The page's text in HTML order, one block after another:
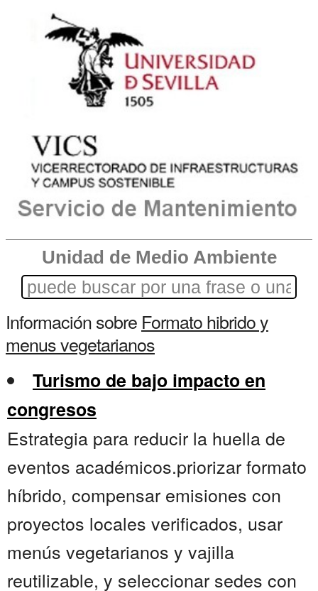
Unidad de Medio Ambiente
Información sobre Formato hibrido y
menus vegetarianos
Turismo de bajo impacto en
congresos
Estrategia para reducir la huella de
eventos académicos.priorizar formato
híbrido, compensar emisiones con
proyectos locales verificados, usar
menús vegetarianos y vajilla
reutilizable, y seleccionar sedes con